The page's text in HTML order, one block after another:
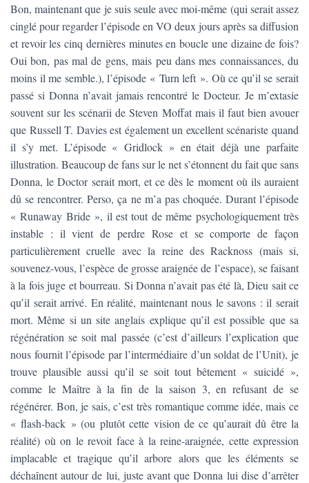
Bon, maintenant que je suis seule avec moi-même (qui serait assez
cinglé pour regarder l’épisode en VO deux jours après sa diffusion
et revoir les cinq dernières minutes en boucle une dizaine de fois?
Oui bon, pas mal de gens, mais peu dans mes connaissances, du
moins il me semble.), l’épisode « Turn left ». Où ce qu’il se serait
passé si Donna n’avait jamais rencontré le Docteur. Je m’extasie
souvent sur les scénarii de Steven Moffat mais il faut bien avouer
que Russell T. Davies est également un excellent scénariste quand
il s’y met. L’épisode « Gridlock » en était déjà une parfaite
illustration. Beaucoup de fans sur le net s’étonnent du fait que sans
Donna, le Doctor serait mort, et ce dès le moment où ils auraient
dû se rencontrer. Perso, ça ne m’a pas choquée. Durant l’épisode
« Runaway Bride », il est tout de même psychologiquement très
instable : il vient de perdre Rose et se comporte de façon
particulièrement cruelle avec la reine des Racknoss (mais si,
souvenez-vous, l’espèce de grosse araignée de l’espace), se faisant
à la fois juge et bourreau. Si Donna n’avait pas été là, Dieu sait ce
qu’il serait arrivé. En réalité, maintenant nous le savons : il serait
mort. Même si un site anglais explique qu’il est possible que sa
régénération se soit mal passée (c’est d’ailleurs l’explication que
nous fournit l’épisode par l’intermédiaire d’un soldat de l’Unit), je
trouve plausible aussi qu’il se soit tout bêtement « suicidé »,
comme le Maître à la fin de la saison 3, en refusant de se
régénérer. Bon, je sais, c’est très romantique comme idée, mais ce
« flash-back » (ou plutôt cette vision de ce qu’aurait dû être la
réalité) où on le revoit face à la reine-araignée, cette expression
implacable et tragique qu’il arbore alors que les éléments se
déchaînent autour de lui, juste avant que Donna lui dise d’arrêter